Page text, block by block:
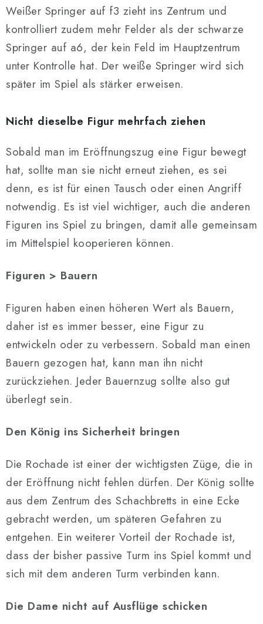
Weißer Springer auf f3 zieht ins Zentrum und
kontrolliert zudem mehr Felder als der schwarze
Springer auf a6, der kein Feld im Hauptzentrum
unter Kontrolle hat. Der weiße Springer wird sich
später im Spiel als stärker erweisen.
Nicht dieselbe Figur mehrfach ziehen
Sobald man im Eröffnungszug eine Figur bewegt
hat, sollte man sie nicht erneut ziehen, es sei
denn, es ist für einen Tausch oder einen Angriff
notwendig. Es ist viel wichtiger, auch die anderen
Figuren ins Spiel zu bringen, damit alle gemeinsam
im Mittelspiel kooperieren können.
Figuren > Bauern
Figuren haben einen höheren Wert als Bauern,
daher ist es immer besser, eine Figur zu
entwickeln oder zu verbessern. Sobald man einen
Bauern gezogen hat, kann man ihn nicht
zurückziehen. Jeder Bauernzug sollte also gut
überlegt sein.
Den König ins Sicherheit bringen
Die Rochade ist einer der wichtigsten Züge, die in
der Eröffnung nicht fehlen dürfen. Der König sollte
aus dem Zentrum des Schachbretts in eine Ecke
gebracht werden, um späteren Gefahren zu
entgehen. Ein weiterer Vorteil der Rochade ist,
dass der bisher passive Turm ins Spiel kommt und
sich mit dem anderen Turm verbinden kann.
Die Dame nicht auf Ausflüge schicken